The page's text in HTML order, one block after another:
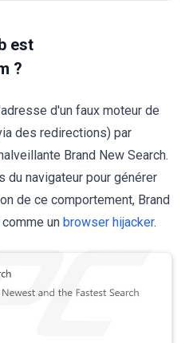
est
?
d'un faux moteur de
des redirections) par
Brand New Search.
du navigateur pour générer
de ce comportement, Brand
un browser hijacker.